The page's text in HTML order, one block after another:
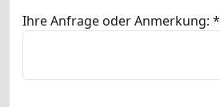
Ihre Anfrage oder Anmerkung: *